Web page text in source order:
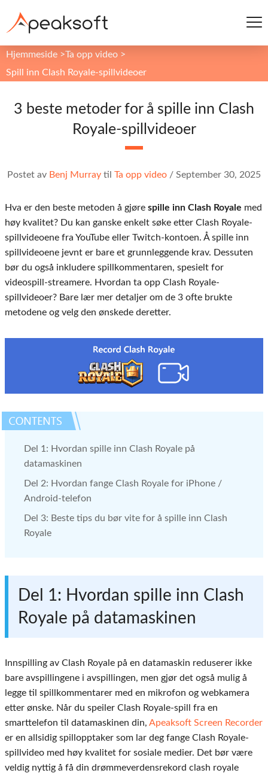
Hjemmeside >Ta opp video >
Spill inn Clash Royale-spillvideoer
3 beste metoder for å spille inn Clash
Royale-spillvideoer
Postet av Benj Murray til Ta opp video / September 30, 2025
Hva er den beste metoden å gjøre spille inn Clash Royale med
høy kvalitet? Du kan ganske enkelt søke etter Clash Royale-
spillvideoene fra YouTube eller Twitch-kontoen. Å spille inn
spillvideoene jevnt er bare et grunnleggende krav. Dessuten
bør du også inkludere spillkommentaren, spesielt for
videospill-streamere. Hvordan ta opp Clash Royale-
spillvideoer? Bare lær mer detaljer om de 3 ofte brukte
metodene og velg den ønskede deretter.
Del 1: Hvordan spille inn Clash Royale på
datamaskinen
Del 2: Hvordan fange Clash Royale for iPhone /
Android-telefon
Del 3: Beste tips du bør vite for å spille inn Clash
Royale
Del 1: Hvordan spille inn Clash
Royale på datamaskinen
Innspilling av Clash Royale på en datamaskin reduserer ikke
bare avspillingene i avspillingen, men gjør det også mulig å
legge til spillkommentarer med en mikrofon og webkamera
etter ønske. Når du speiler Clash Royale-spill fra en
smarttelefon til datamaskinen din, Apeaksoft Screen Recorder
er en allsidig spillopptaker som lar deg fange Clash Royale-
spillvideo med høy kvalitet for sosiale medier. Det bør være
veldig nyttig å få din drømmeverdensrekord clash royale